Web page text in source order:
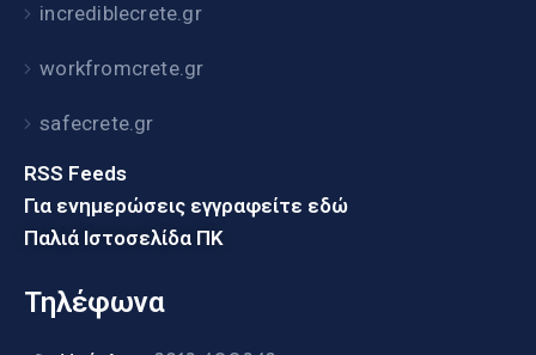
incrediblecrete.gr
workfromcrete.gr
safecrete.gr
RSS Feeds
Για ενημερώσεις εγγραφείτε εδώ
Παλιά Ιστοσελίδα ΠΚ
Τηλέφωνα